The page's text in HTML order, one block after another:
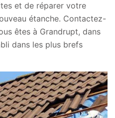
et de réparer votre
étanche. Contactez-
êtes à Grandrupt, dans
dans les plus brefs